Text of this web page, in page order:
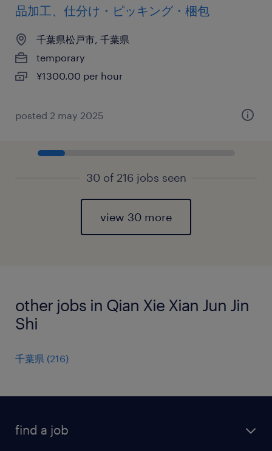
品加工、仕分け・ピッキング・梱包
千葉県松戸市, 千葉県
temporary
¥1300.00 per hour
posted 2 may 2025
30 of 216 jobs seen
view 30 more
other jobs in Qian Xie Xian Jun Jin
Shi
千葉県 (216)
find a job